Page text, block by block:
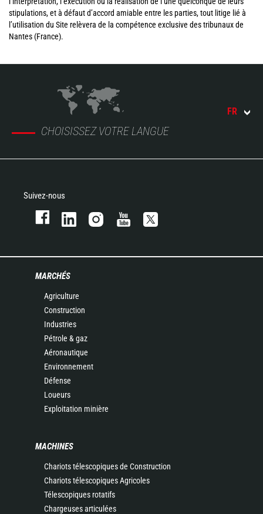
stipulations, et à défaut d’accord amiable entre les parties, tout litige lié à
l’utilisation du Site relèvera de la compétence exclusive des tribunaux de
Nantes (France).
CHOISISSEZ VOTRE LANGUE
FR
Suivez-nous
MARCHÉS
Agriculture
Construction
Industries
Pétrole & gaz
Aéronautique
Environnement
Défense
Loueurs
Exploitation minière
MACHINES
Chariots télescopiques de Construction
Chariots télescopiques Agricoles
Télescopiques rotatifs
Chargeuses articulées